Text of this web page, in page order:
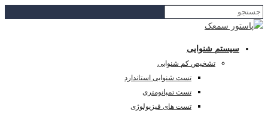
سیستم شنوایی
تشخیص کم شنوایی
تست شنوایی استاندارد
تست تمپانومتری
تست های فیزیولوژی